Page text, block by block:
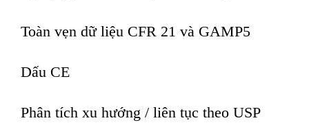
Toàn vẹn dữ liệu CFR 21 và GAMP5
Dấu CE
Phân tích xu hướng / liên tục theo USP